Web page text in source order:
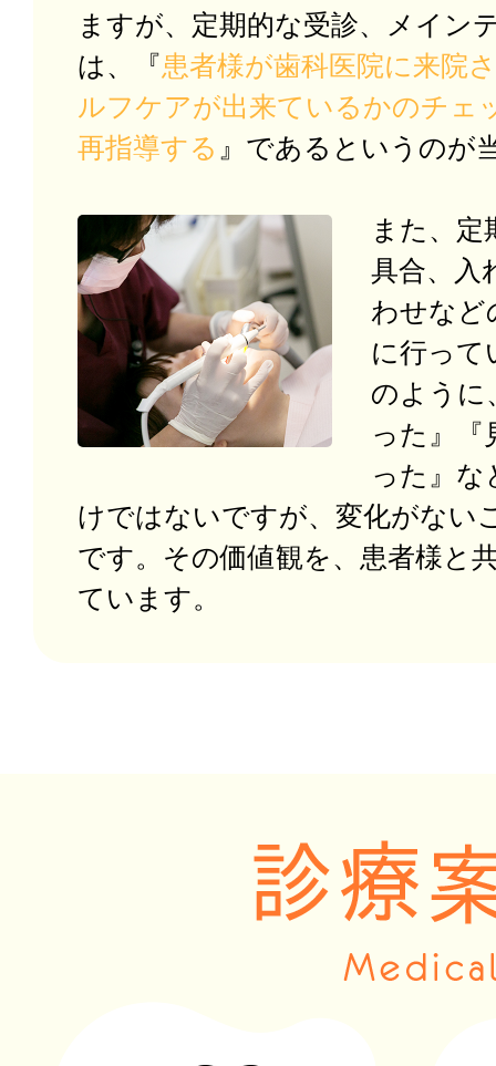
ますが、定期的な受診、メイン
は、『患者様が歯科医院に来院
ルフケアが出来ているかのチェ
再指導する 』であるというのが
また、定
具合、入
わせなど
に行って
のように
った』『
った』な
けではないですが、変化がない
です。その価値観を、患者様と
ています。